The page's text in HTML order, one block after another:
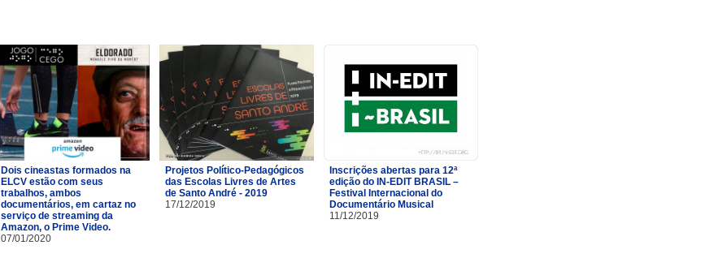
Dois cineastas formados na
ELCV estão com seus
trabalhos, ambos
documentários, em cartaz no
serviço de streaming da
Amazon, o Prime Video.
07/01/2020
Projetos Político-Pedagógicos
das Escolas Livres de Artes
de Santo André - 2019
17/12/2019
Inscrições abertas para 12ª
edição do IN-EDIT BRASIL –
Festival Internacional do
Documentário Musical
11/12/2019